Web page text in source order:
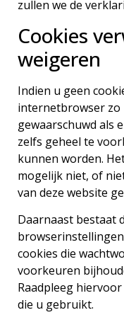
zullen we de
Cookies
weigeren
Indien u geen
internetbrowser
gewaarschuwd als
zelfs geheel te
kunnen worden.
mogelijk niet, of
van deze website
Daarnaast bestaat
cookies die
voorkeuren
Raadpleeg
die u gebruikt.